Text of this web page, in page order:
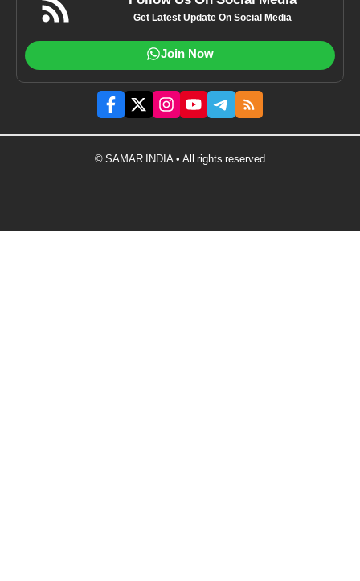
Get Latest Update On Social Media
Join Now
© SAMAR INDIA • All rights reserved